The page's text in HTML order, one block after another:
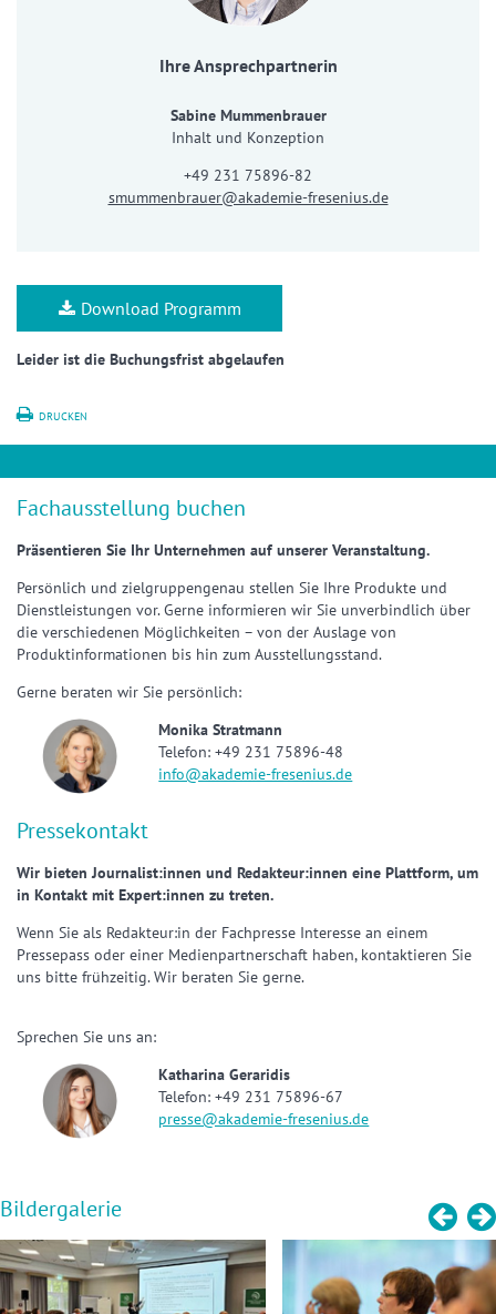
Ihre Ansprechpartnerin
Sabine Mummenbrauer
Inhalt und Konzeption
+49 231 75896-82
smummenbrauer@akademie-fresenius.de
Download Programm
Leider ist die Buchungsfrist abgelaufen
DRUCKEN
Fachausstellung buchen
Präsentieren Sie Ihr Unternehmen auf unserer Veranstaltung.
Persönlich und zielgruppengenau stellen Sie Ihre Produkte und
Dienstleistungen vor. Gerne informieren wir Sie unverbindlich über
die verschiedenen Möglichkeiten – von der Auslage von
Produktinformationen bis hin zum Ausstellungsstand.
Gerne beraten wir Sie persönlich:
Monika Stratmann
Telefon: +49 231 75896-48
info@akademie-fresenius.de
Pressekontakt
Wir bieten Journalist:innen und Redakteur:innen eine Plattform, um
in Kontakt mit Expert:innen zu treten.
Wenn Sie als Redakteur:in der Fachpresse Interesse an einem
Pressepass oder einer Medienpartnerschaft haben, kontaktieren Sie
uns bitte frühzeitig. Wir beraten Sie gerne.
Sprechen Sie uns an:
Katharina Geraridis
Telefon: +49 231 75896-67
presse@akademie-fresenius.de
Bildergalerie